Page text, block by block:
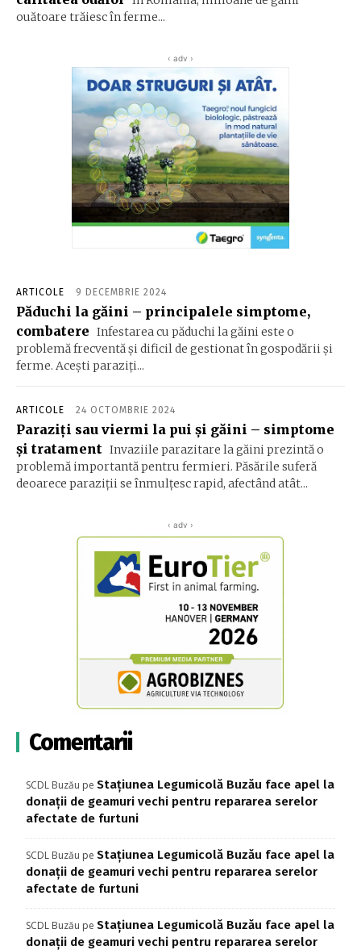
ouătoare trăiesc în ferme...
‹ adv ›
ARTICOLE 9 DECEMBRIE 2024
Păduchi la găini – principalele simptome,
combatere Infestarea cu păduchi la găini este o
problemă frecventă și dificil de gestionat în gospodării și
ferme. Acești paraziți...
ARTICOLE 24 OCTOMBRIE 2024
Paraziți sau viermi la pui și găini – simptome
și tratament Invaziile parazitare la găini prezintă o
problemă importantă pentru fermieri. Păsările suferă
deoarece paraziții se înmulțesc rapid, afectând atât...
‹ adv ›
Comentarii
SCDL Buzău pe Stațiunea Legumicolă Buzău face apel la
donații de geamuri vechi pentru repararea serelor
afectate de furtuni
SCDL Buzău pe Stațiunea Legumicolă Buzău face apel la
donații de geamuri vechi pentru repararea serelor
afectate de furtuni
SCDL Buzău pe Stațiunea Legumicolă Buzău face apel la
donații de geamuri vechi pentru repararea serelor